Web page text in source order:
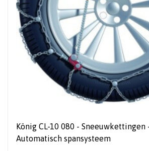
König CL-10 080 -
Automatisch spansysteem